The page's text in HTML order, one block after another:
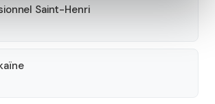
Saint-Henri